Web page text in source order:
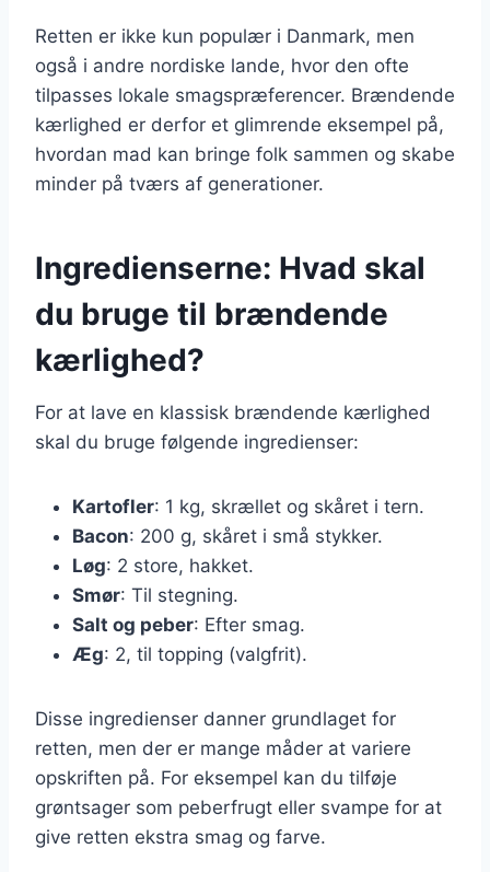
Retten er ikke kun populær i Danmark, men
også i andre nordiske lande, hvor den ofte
tilpasses lokale smagspræferencer. Brændende
kærlighed er derfor et glimrende eksempel på,
hvordan mad kan bringe folk sammen og skabe
minder på tværs af generationer.
Ingredienserne: Hvad skal
du bruge til brændende
kærlighed?
For at lave en klassisk brændende kærlighed
skal du bruge følgende ingredienser:
Kartofler: 1 kg, skrællet og skåret i tern.
Bacon: 200 g, skåret i små stykker.
Løg: 2 store, hakket.
Smør: Til stegning.
Salt og peber: Efter smag.
Æg: 2, til topping (valgfrit).
Disse ingredienser danner grundlaget for
retten, men der er mange måder at variere
opskriften på. For eksempel kan du tilføje
grøntsager som peberfrugt eller svampe for at
give retten ekstra smag og farve.